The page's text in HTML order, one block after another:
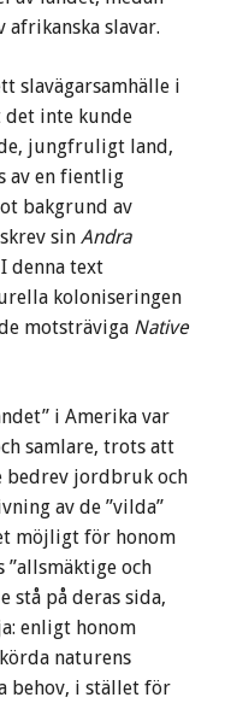
afrikanska slavar.
slavägarsamhälle i
det inte kunde
jungfruligt land,
av en fientlig
bakgrund av
sin Andra
denna text
koloniseringen
motsträviga Native
i Amerika var
samlare, trots att
bedrev jordbruk och
av de ”vilda”
möjligt för honom
och
stå på deras sida,
enligt honom
naturens
behov, i stället för